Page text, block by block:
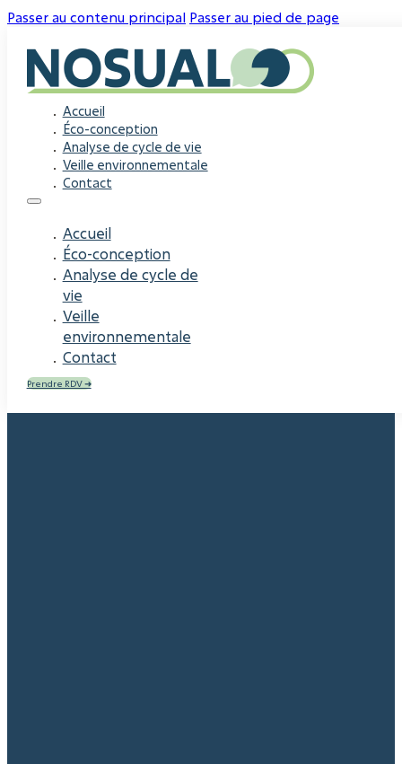
Passer au contenu principal Passer au pied de page
Accueil
Éco-conception
Analyse de cycle de vie
Veille environnementale
Contact
Accueil
Éco-conception
Analyse de cycle de
vie
Veille
environnementale
Contact
Prendre RDV ➜